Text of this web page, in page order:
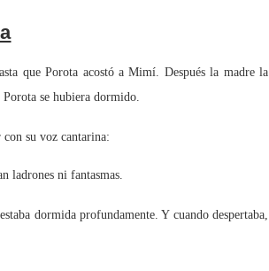
que Porota acostó a Mimí. Después la madre la
se hubiera dormido.
su voz cantarina:
ladrones ni fantasmas.
dormida profundamente. Y cuando despertaba,